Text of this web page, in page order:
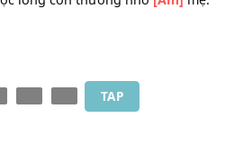
niềm vui
mới.
nỗi nhớ sẽ [Am] mòn
được lòng con thương nhớ